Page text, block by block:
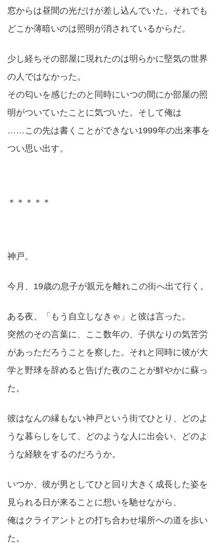
窓からは昼間の光だけが差し込んでいた。それでも
どこか薄暗いのは照明が消されているからだ。
少し経ちその部屋に現れたのは明らかに堅気の世界
の人ではなかった。
その匂いを感じたのと同時にいつの間にか部屋の照
明がついていたことに気づいた。そして俺は
……この先は書くことができない1999年の出来事を
つい思い出す。
＊＊＊＊＊
神戸。
今月、19歳の息子が親元を離れこの街へ出て行く。
ある夜、「もう自立しなきゃ」と彼は言った。
突然のその言葉に、ここ数年の、子供なりの気苦労
があっただろうことを察した。それと同時に彼が大
学と野球を辞めると告げた夜のことが鮮やかに蘇っ
た。
彼はなんの縁もない神戸という街でひとり、どのよ
うな暮らしをして、どのような人に出会い、どのよ
うな経験をするのだろうか。
いつか、彼が男としてひと回り大きく成長した姿を
見られる日が来ることに想いを馳せながら、
俺はクライアントとの打ち合わせ場所への道を歩い
た。